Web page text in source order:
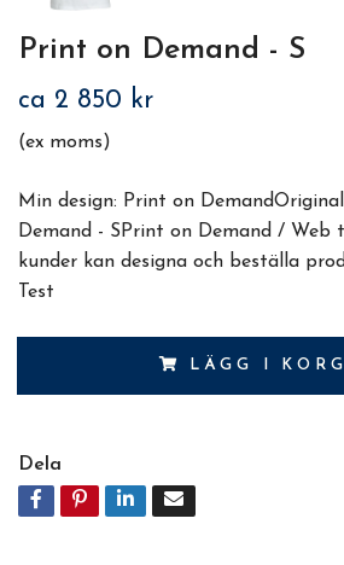
Print on Demand - S
ca 2 850 kr
(ex moms)
Min design: Print on
Demand - SPrint on Demand / Web
kunder kan designa och beställa
Test
LÄGG I
Dela